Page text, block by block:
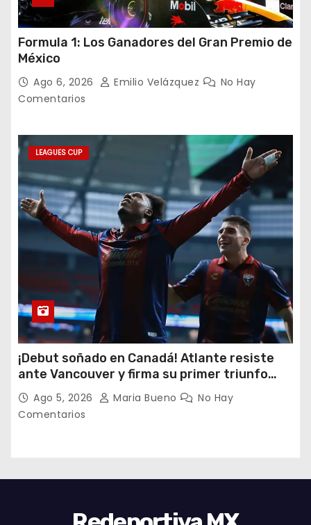
Formula 1: Los Ganadores del Gran Premio de
México
Ago 6, 2026 Emilio Velázquez
No Hay
Comentarios
LEAGUES CUP
¡Debut soñado en Canadá! Atlante resiste
ante Vancouver y firma su primer triunfo
histórico en la Leagues Cup
Ago 5, 2026 Maria Bueno
No Hay
Comentarios